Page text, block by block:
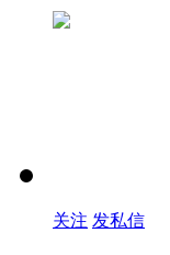
关注 发私信